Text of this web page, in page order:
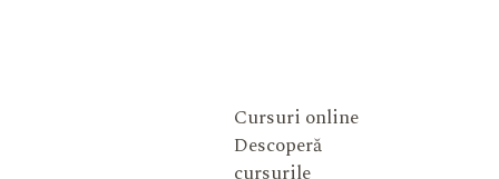
Cursuri online
Descoperă